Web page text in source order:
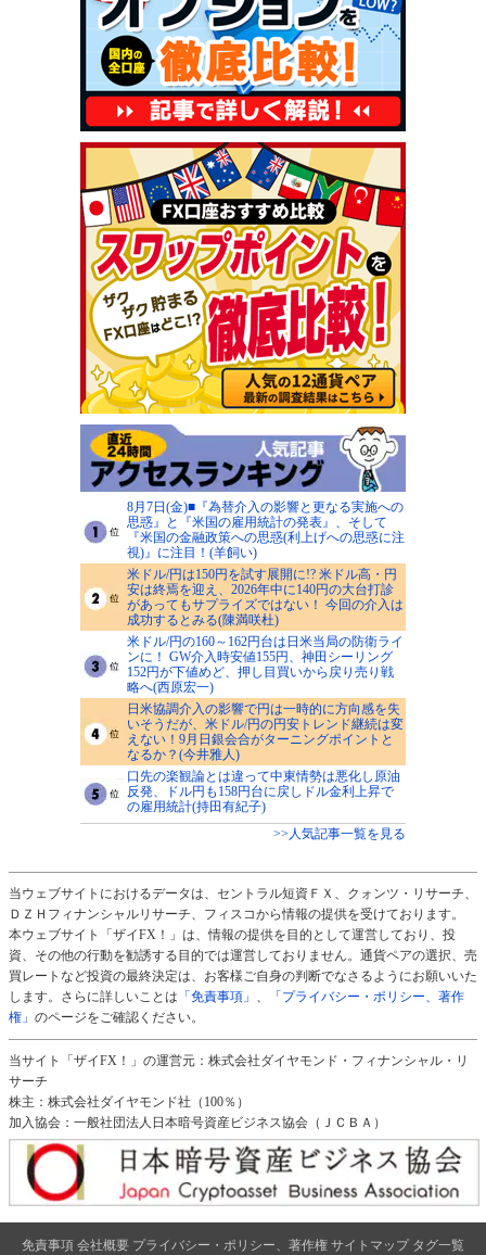
8月7日(金)■『為替介入の影響と更なる実施への
思惑』と『米国の雇用統計の発表』、そして
『米国の金融政策への思惑(利上げへの思惑に注
視)』に注目！(羊飼い)
米ドル/円は150円を試す展開に!? 米ドル高・円
安は終焉を迎え、2026年中に140円の大台打診
があってもサプライズではない！ 今回の介入は
成功するとみる(陳満咲杜)
米ドル/円の160～162円台は日米当局の防衛ライ
ンに！ GW介入時安値155円、神田シーリング
152円が下値めど、押し目買いから戻り売り戦
略へ(西原宏一)
日米協調介入の影響で円は一時的に方向感を失
いそうだが、米ドル/円の円安トレンド継続は変
えない！9月日銀会合がターニングポイントと
なるか？(今井雅人)
口先の楽観論とは違って中東情勢は悪化し原油
反発、ドル円も158円台に戻しドル金利上昇で
の雇用統計(持田有紀子)
>>人気記事一覧を見る
当ウェブサイトにおけるデータは、セントラル短資ＦＸ、クォンツ・リサーチ、
ＤＺＨフィナンシャルリサーチ、フィスコから情報の提供を受けております。
本ウェブサイト「ザイFX！」は、情報の提供を目的として運営しており、投
資、その他の行動を勧誘する目的では運営しておりません。通貨ペアの選択、売
買レートなど投資の最終決定は、お客様ご自身の判断でなさるようにお願いいた
します。さらに詳しいことは 「免責事項」 、
「プライバシー・ポリシー、著作
権」 のページをご確認ください。
当サイト「ザイFX！」の運営元：株式会社ダイヤモンド・フィナンシャル・リ
サーチ
株主：株式会社ダイヤモンド社（100％）
加入協会：一般社団法人日本暗号資産ビジネス協会（ＪＣＢＡ）
免責事項 会社概要 プライバシー・ポリシー、著作権 サイトマップ タグ一覧